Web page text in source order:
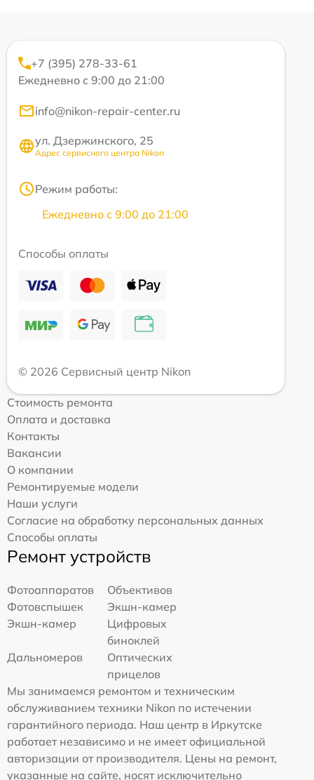
+7 (395) 278-33-61
Ежедневно с 9:00 до 21:00
info@nikon-repair-center.ru
ул. Дзержинского, 25
Адрес сервисного центра Nikon
Режим работы:
Ежедневно с 9:00 до 21:00
Способы оплаты
© 2026 Сервисный центр Nikon
Стоимость ремонта
Оплата и доставка
Контакты
Вакансии
О компании
Ремонтируемые модели
Наши услуги
Согласие на обработку персональных данных
Способы оплаты
Ремонт устройств
Фотоаппаратов
Объективов
Фотовспышек
Экшн-камер
Экшн-камер
Цифровых
биноклей
Дальномеров
Оптических
прицелов
Мы занимаемся ремонтом и техническим
обслуживанием техники Nikon по истечении
гарантийного периода. Наш центр в Иркутске
работает независимо и не имеет официальной
авторизации от производителя. Цены на ремонт,
указанные на сайте, носят исключительно